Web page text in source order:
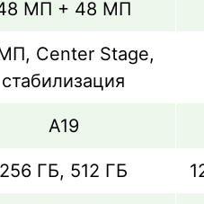
МП + 48 МП
Center Stage,
стабилизация
А19
256 ГБ, 512 ГБ